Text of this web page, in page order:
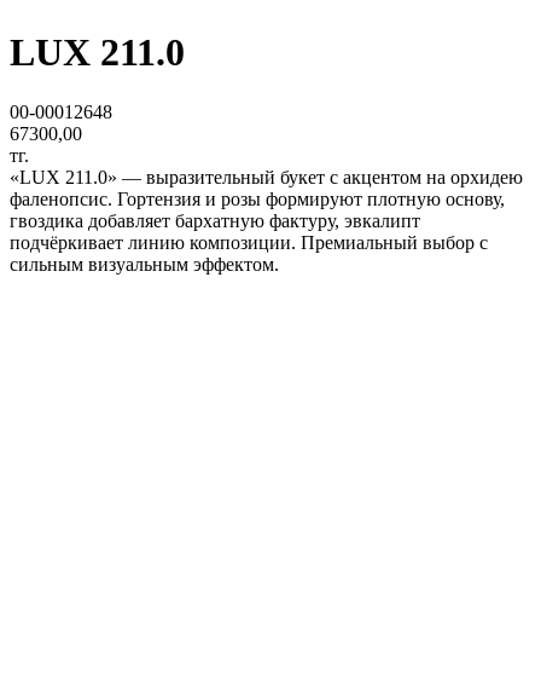
LUX 211.0
00-00012648
67300,00
тг.
«LUX 211.0» — выразительный букет с акцентом на орхидею
фаленопсис. Гортензия и розы формируют плотную основу,
гвоздика добавляет бархатную фактуру, эвкалипт
подчёркивает линию композиции. Премиальный выбор с
сильным визуальным эффектом.